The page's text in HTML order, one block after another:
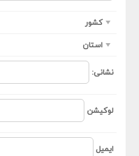
کشور
استان
نشانی:
لوکیشن
ایمیل